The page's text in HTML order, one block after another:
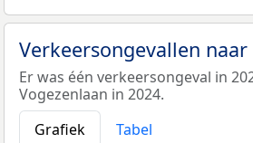
Verkeersongevallen
Er was één verkeersongeval in
Vogezenlaan in 2024.
Grafiek
Tabel